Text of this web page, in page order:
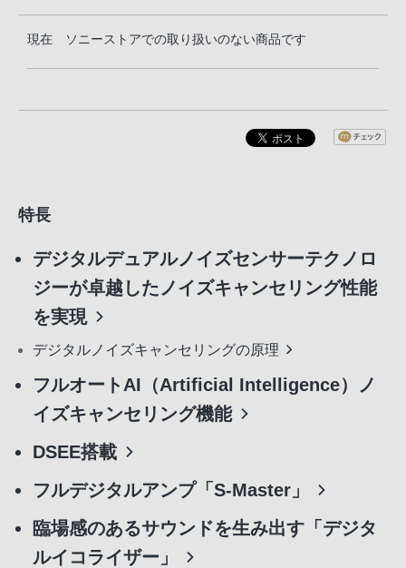
現在 ソニーストアでの取り扱いのない商品です
特長
デジタルデュアルノイズセンサーテクノロ
ジーが卓越したノイズキャンセリング性能
を実現
デジタルノイズキャンセリングの原理
フルオートAI（Artificial Intelligence）ノ
イズキャンセリング機能
DSEE搭載
フルデジタルアンプ「S-Master」
臨場感のあるサウンドを生み出す「デジタ
ルイコライザー」